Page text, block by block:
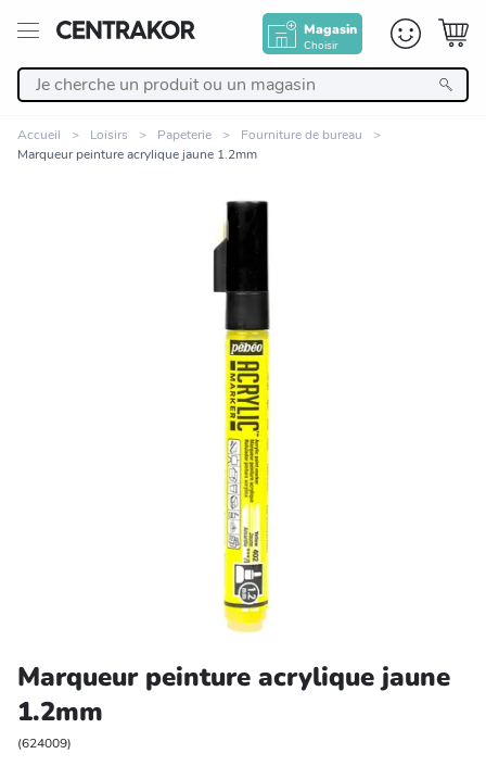
Magasin
Choisir
Linge de maison
Cuisine et art de la table
Salle de bain et beauté
Entretien et rangement
Bricolage et auto
Jardin et plein air
Accueil Loisirs Papeterie
Fourniture de bureau
Marqueur peinture acrylique jaune 1.2mm
Marqueur peinture acrylique jaune
1.2mm
(624009)